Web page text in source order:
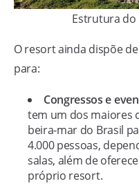
Estrutura do
O resort ainda dispõe
para:
Congressos e
tem um dos maiores
beira-mar do Brasil
4.000 pessoas,
salas, além de
próprio resort.